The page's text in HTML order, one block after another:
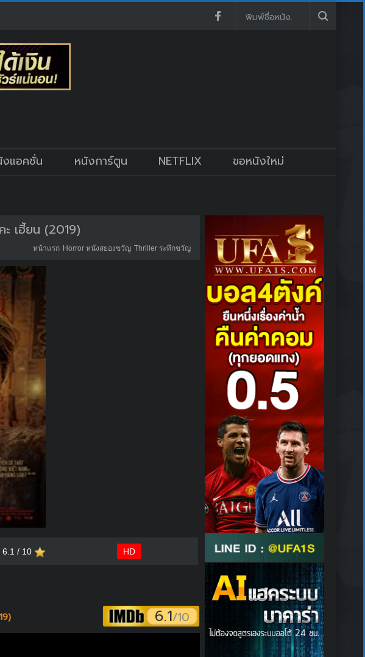
แอคชั่น หนังการ์ตูน NETFLIX ขอหนังใหม่
เฮี้ยน (2019)
หน้าแรก Horror หนังสยองขวัญ Thriller ระทึกขวัญ
6.1 / 10 HD
6.1/10